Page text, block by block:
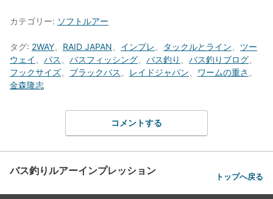
カテゴリー: ソフトルアー
タグ: 2WAY RAID JAPAN インプレ タックルとライン
ツー
ウェイ
バス バスフィッシング バス釣り バス釣りブログ
フックサイズ
ブラックバス レイドジャパン ワームの重さ
金森隆志
コメントする
バス釣りルアーインプレッション トップへ戻る